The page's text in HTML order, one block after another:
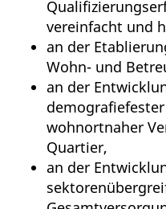
vereinfacht und
an der
Wohn- und
an der
wohnortnaher
Quartier,
an der